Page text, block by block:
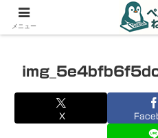
PCやガジェ
X
メニュー